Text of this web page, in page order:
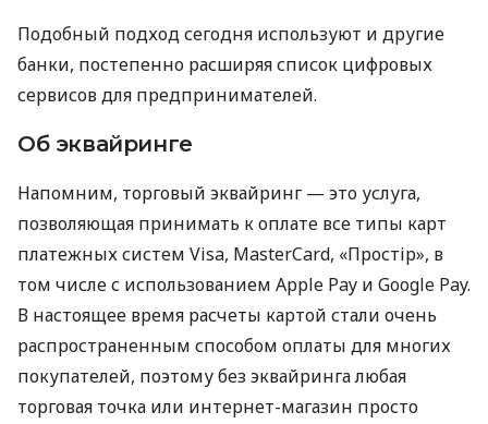
Подобный подход сегодня используют и другие
банки, постепенно расширяя список цифровых
сервисов для предпринимателей.
Об эквайринге
Напомним, торговый эквайринг — это услуга,
позволяющая принимать к оплате все типы карт
платежных систем Visa, MasterCard, «Простір», в
том числе с использованием Apple Pay и Google Pay.
В настоящее время расчеты картой стали очень
распространенным способом оплаты для многих
покупателей, поэтому без эквайринга любая
торговая точка или интернет-магазин просто